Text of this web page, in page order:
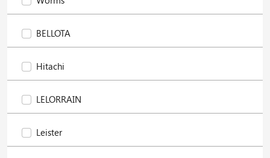
BELLOTA
Hitachi
LELORRAIN
Leister